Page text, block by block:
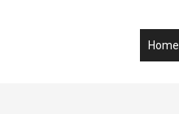
Home